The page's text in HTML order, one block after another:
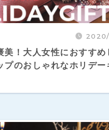
2020/
美！大人女性におすすめ
プのおしゃれなホリデー